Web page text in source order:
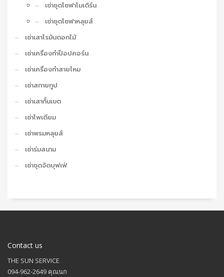
เช่าชุดโซฟาโมเดิร์น
เช่าชุดโซฟาหลุยส์
เช่าเสาโรมันดอกไม้
เช่าเครื่องทำป็อปคอร์น
เช่าเครื่องทำสายไหม
เช่าสกายทูป
เช่าเสากั้นเขต
เช่าโพเดียม
เช่าพรมหลุยส์
เช่าร่มสนาม
เช่าชุดจัดบุฟเฟ่
Contact us
THE SUN SERVICE
094-962-2649 คุณนก